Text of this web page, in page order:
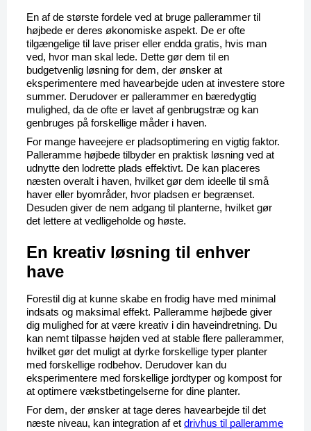
En af de største fordele ved at bruge pallerammer til
højbede er deres økonomiske aspekt. De er ofte
tilgængelige til lave priser eller endda gratis, hvis man
ved, hvor man skal lede. Dette gør dem til en
budgetvenlig løsning for dem, der ønsker at
eksperimentere med havearbejde uden at investere store
summer. Derudover er pallerammer en bæredygtig
mulighed, da de ofte er lavet af genbrugstræ og kan
genbruges på forskellige måder i haven.
For mange haveejere er pladsoptimering en vigtig faktor.
Palleramme højbede tilbyder en praktisk løsning ved at
udnytte den lodrette plads effektivt. De kan placeres
næsten overalt i haven, hvilket gør dem ideelle til små
haver eller byområder, hvor pladsen er begrænset.
Desuden giver de nem adgang til planterne, hvilket gør
det lettere at vedligeholde og høste.
En kreativ løsning til enhver
have
Forestil dig at kunne skabe en frodig have med minimal
indsats og maksimal effekt. Palleramme højbede giver
dig mulighed for at være kreativ i din haveindretning. Du
kan nemt tilpasse højden ved at stable flere pallerammer,
hvilket gør det muligt at dyrke forskellige typer planter
med forskellige rodbehov. Derudover kan du
eksperimentere med forskellige jordtyper og kompost for
at optimere vækstbetingelserne for dine planter.
For dem, der ønsker at tage deres havearbejde til det
næste niveau, kan integration af et drivhus til palleramme